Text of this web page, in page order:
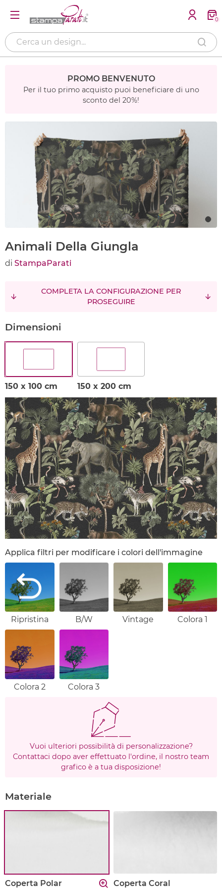
0
PROMO BENVENUTO
Per il tuo primo acquisto puoi beneficiare di uno
sconto del 20%!
Animali Della Giungla
di StampaParati
COMPLETA LA CONFIGURAZIONE PER
PROSEGUIRE
Dimensioni
150 x 100 cm 150 x 200 cm
Applica filtri per modificare i colori dell'immagine
Ripristina B/W Vintage Colora 1
Colora 2 Colora 3
Vuoi ulteriori possibilità di personalizzazione?
Contattaci dopo aver effettuato l'ordine, il nostro team
grafico è a tua disposizione!
Materiale
Coperta Polar Coperta Coral